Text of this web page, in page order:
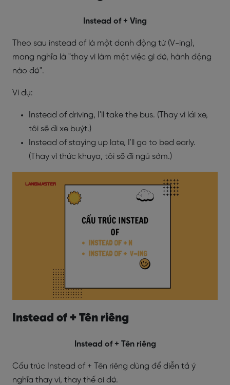
Instead of + Ving
Theo sau instead of là một danh động từ (V-ing),
mang nghĩa là "thay vì làm một việc gì đó, hành động
nào đó".
Ví dụ:
Instead of driving, I'll take the bus. (Thay vì lái xe,
tôi sẽ đi xe buýt.)
Instead of staying up late, I'll go to bed early.
(Thay vì thức khuya, tôi sẽ đi ngủ sớm.)
Instead of + Tên riêng
Instead of + Tên riêng
Cấu trúc Instead of + Tên riêng dùng để diễn tả ý
nghĩa thay vì, thay thế ai đó.